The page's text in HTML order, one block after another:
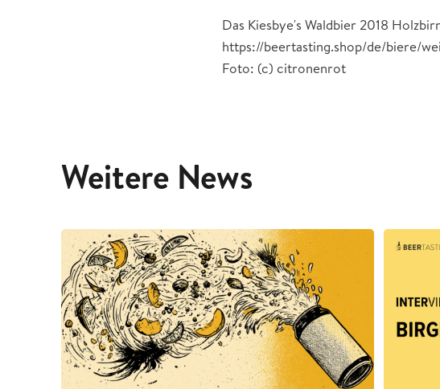
Das Kiesbye's Waldbier 2018
https://beertasting.shop/de/biere/
Foto: (c) citronenrot
Weitere News